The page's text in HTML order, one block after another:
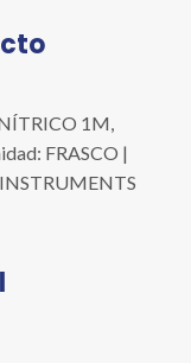
1M,
FRASCO |